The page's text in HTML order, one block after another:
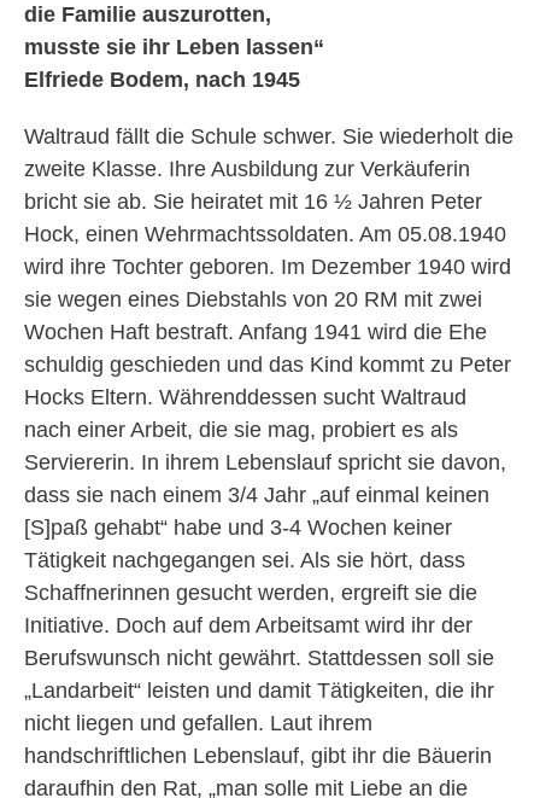
die Familie auszurotten,
musste sie ihr Leben lassen“
Elfriede Bodem, nach 1945
Waltraud fällt die Schule schwer. Sie wiederholt die
zweite Klasse. Ihre Ausbildung zur Verkäuferin
bricht sie ab. Sie heiratet mit 16 ½ Jahren Peter
Hock, einen Wehrmachtssoldaten. Am 05.08.1940
wird ihre Tochter geboren. Im Dezember 1940 wird
sie wegen eines Diebstahls von 20 RM mit zwei
Wochen Haft bestraft. Anfang 1941 wird die Ehe
schuldig geschieden und das Kind kommt zu Peter
Hocks Eltern. Währenddessen sucht Waltraud
nach einer Arbeit, die sie mag, probiert es als
Serviererin. In ihrem Lebenslauf spricht sie davon,
dass sie nach einem 3/4 Jahr „auf einmal keinen
[S]paß gehabt“ habe und 3-4 Wochen keiner
Tätigkeit nachgegangen sei. Als sie hört, dass
Schaffnerinnen gesucht werden, ergreift sie die
Initiative. Doch auf dem Arbeitsamt wird ihr der
Berufswunsch nicht gewährt. Stattdessen soll sie
„Landarbeit“ leisten und damit Tätigkeiten, die ihr
nicht liegen und gefallen. Laut ihrem
handschriftlichen Lebenslauf, gibt ihr die Bäuerin
daraufhin den Rat, „man solle mit Liebe an die